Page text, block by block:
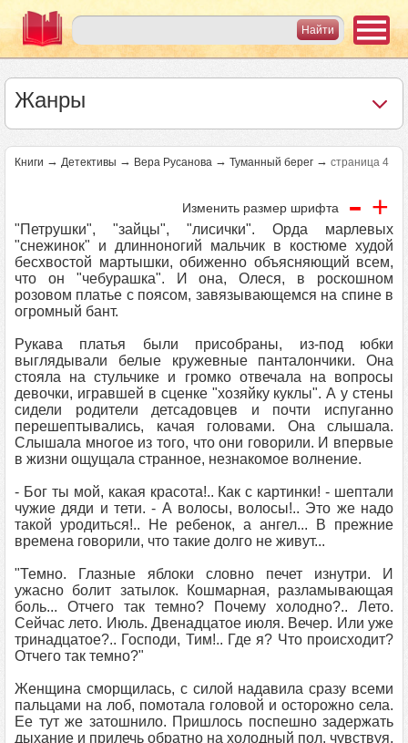
Жанры
Книги → Детективы → Вера Русанова → Туманный берег → страница 4
Изменить размер шрифта - +
"Петрушки", "зайцы", "лисички". Орда марлевых
"снежинок" и длинноногий мальчик в костюме худой
бесхвостой мартышки, обиженно объясняющий всем,
что он "чебурашка". И она, Олеся, в роскошном
розовом платье с поясом, завязывающемся на спине в
огромный бант.
Рукава платья были присобраны, из-под юбки
выглядывали белые кружевные панталончики. Она
стояла на стульчике и громко отвечала на вопросы
девочки, игравшей в сценке "хозяйку куклы". А у стены
сидели родители детсадовцев и почти испуганно
перешептывались, качая головами. Она слышала.
Слышала многое из того, что они говорили. И впервые
в жизни ощущала странное, незнакомое волнение.
- Бог ты мой, какая красота!.. Как с картинки! - шептали
чужие дяди и тети. - А волосы, волосы!.. Это же надо
такой уродиться!.. Не ребенок, а ангел... В прежние
времена говорили, что такие долго не живут...
"Темно. Глазные яблоки словно печет изнутри. И
ужасно болит затылок. Кошмарная, разламывающая
боль... Отчего так темно? Почему холодно?.. Лето.
Сейчас лето. Июль. Двенадцатое июля. Вечер. Или уже
тринадцатое?.. Господи, Тим!.. Где я? Что происходит?
Отчего так темно?"
Женщина сморщилась, с силой надавила сразу всеми
пальцами на лоб, помотала головой и осторожно села.
Ее тут же затошнило. Пришлось поспешно задержать
дыхание и прилечь обратно на холодный пол, чувствуя,